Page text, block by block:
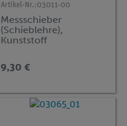
Artikel-Nr.:03011-00
Messschieber
(Schieblehre),
Kunststoff
9,30 €